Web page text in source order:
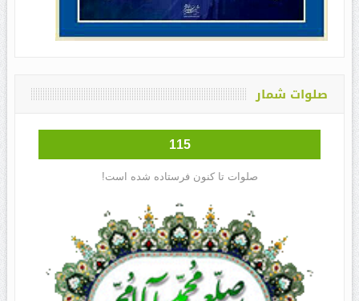
صلوات شمار
115
صلوات تا کنون فرستاده شده است!